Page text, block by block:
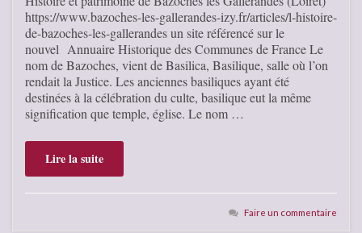
https://www.bazoches-les-gallerandes-izy.fr/articles/l-histoire-
de-bazoches-les-gallerandes un site référencé sur le
nouvel Annuaire Historique des Communes de France Le
nom de Bazoches, vient de Basilica, Basilique, salle où l’on
rendait la Justice. Les anciennes basiliques ayant été
destinées à la célébration du culte, basilique eut la même
signification que temple, église. Le nom …
Lire la suite
Faire un commentaire